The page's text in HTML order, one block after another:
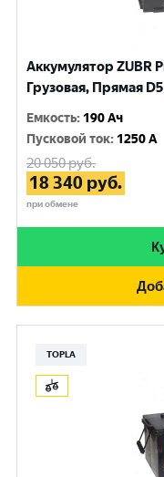
Аккумулятор ZUBR
Грузовая, Прямая
Емкость: 190 Ач
Пусковой ток: 1250 A
20 050руб.
18 340 руб.
при обмене
TOPLA